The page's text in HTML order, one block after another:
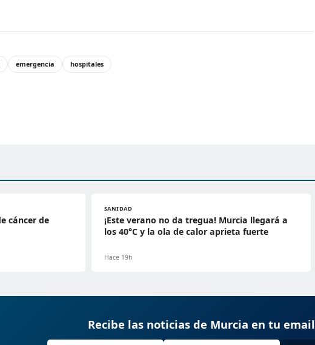
emergencia hospitales
cáncer de
SANIDAD
¡Este verano no da tregua! Murcia llegará a
los 40°C y la ola de calor aprieta fuerte
Hace 19h
Recibe las noticias de Murcia en tu email